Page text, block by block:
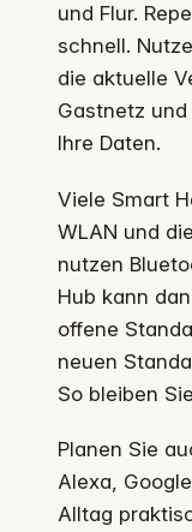
und Flur.
schnell.
die aktuelle
Gastnetz
Ihre Daten.
Viele Smart
WLAN und
nutzen
Hub kann
offene
neuen
So bleiben
Planen Sie
Alexa,
Alltag